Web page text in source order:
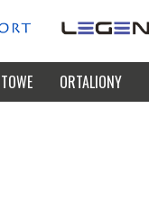
ORTALIONY